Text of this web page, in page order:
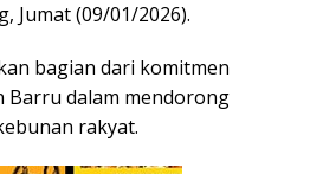
Jumat (09/01/2026).
bagian dari komitmen
Barru dalam mendorong
rakyat.